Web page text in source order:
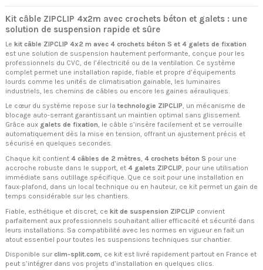
(1 avis)
Kit câble ZIPCLIP 4x2m avec crochets béton et galets : une
solution de suspension rapide et sûre
Le kit câble ZIPCLIP 4x2 m avec 4 crochets béton S et 4 galets de fixation
est une solution de suspension hautement performante, conçue pour les
professionnels du CVC, de l’électricité ou de la ventilation. Ce système
complet permet une installation rapide, fiable et propre d’équipements
lourds comme les unités de climatisation gainable, les luminaires
industriels, les chemins de câbles ou encore les gaines aérauliques.
Le cœur du système repose sur la technologie ZIPCLIP, un mécanisme de
blocage auto-serrant garantissant un maintien optimal sans glissement.
Grâce aux galets de fixation, le câble s’insère facilement et se verrouille
automatiquement dès la mise en tension, offrant un ajustement précis et
sécurisé en quelques secondes.
Chaque kit contient 4 câbles de 2 mètres, 4 crochets béton S pour une
accroche robuste dans le support, et 4 galets ZIPCLIP, pour une utilisation
immédiate sans outillage spécifique. Que ce soit pour une installation en
faux-plafond, dans un local technique ou en hauteur, ce kit permet un gain de
temps considérable sur les chantiers.
Fiable, esthétique et discret, ce kit de suspension ZIPCLIP convient
parfaitement aux professionnels souhaitant allier efficacité et sécurité dans
leurs installations. Sa compatibilité avec les normes en vigueur en fait un
atout essentiel pour toutes les suspensions techniques sur chantier.
Disponible sur clim-split.com, ce kit est livré rapidement partout en France et
peut s’intégrer dans vos projets d’installation en quelques clics.